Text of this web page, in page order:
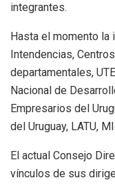
integrantes.
Hasta el momento
Intendencias,
departamentales,
Nacional de
Empresarios del
del Uruguay, LATU,
El actual Consejo
vínculos de sus